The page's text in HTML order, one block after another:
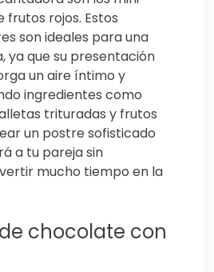
frutos rojos. Estos
son ideales para una
ya que su presentación
un aire íntimo y
ingredientes como
trituradas y frutos
un postre sofisticado
a tu pareja sin
mucho tiempo en la
chocolate con